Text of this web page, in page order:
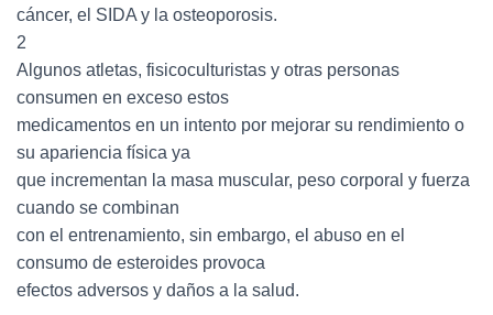
cáncer, el SIDA y la osteoporosis.
2
Algunos atletas, fisicoculturistas y otras personas
consumen en exceso estos
medicamentos en un intento por mejorar su rendimiento o
su apariencia física ya
que incrementan la masa muscular, peso corporal y fuerza
cuando se combinan
con el entrenamiento, sin embargo, el abuso en el
consumo de esteroides provoca
efectos adversos y daños a la salud.